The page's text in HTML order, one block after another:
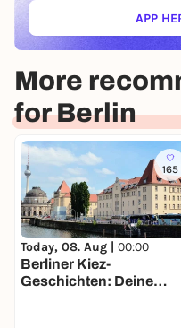
APP
More
for Berlin
165
Today, 08. Aug | 00:00
Berliner Kiez-
Geschichten: Deine